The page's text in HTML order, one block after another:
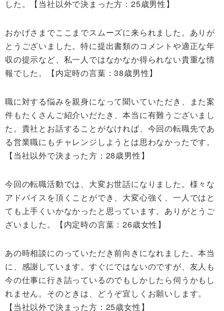
した。【当社以外で決まった方：25歳男性】
おかげさまでここまでスムーズに来られました。ありが
とうございました。特に提出書類のコメントや適正な年
収の提示など、私一人ではなかなか得られない貴重な情
報でした。【内定時の言葉：38歳男性】
職に対する悩みを親身になって聞いていただき、また案
件もたくさんご紹介いだたき、本当に有難うございまし
た。貴社とお話することがなければ、今回の転職先であ
る営業職にもチャレンジしようとは思わなかったです。
【当社以外で決まった方：28歳男性】
今回の転職活動では、大変お世話になりました。様々な
アドバイスを頂くことができ、大変心強く、一人ではと
ても上手くいかなかったと思っています。ありがとうご
ざいました。【内定時の言葉：26歳女性】
あの時相談にのっていただき前向きになれました。本当
に、感謝しています。すぐにではないのですが、友人も
今の仕事に行き詰っているのでもしかしたら伺うかもし
れません。そのときは、どうぞ宜しくお願いします。
【当社以外で決まった方：25歳女性】